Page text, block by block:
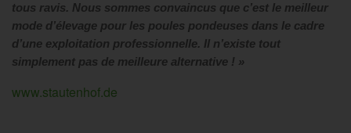
tous ravis. Nous sommes convaincus que c’est le meilleur
mode d’élevage pour les poules pondeuses dans le cadre
d’une exploitation professionnelle. Il n’existe tout
simplement pas de meilleure alternative ! »
www.stautenhof.de